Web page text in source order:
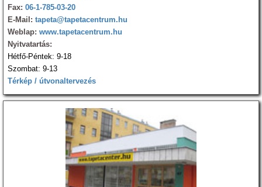
Fax: 06-1-785-03-20
E-Mail: tapeta@tapetacentrum.hu
Weblap: www.tapetacentrum.hu
Nyitvatartás:
Hétfő-Péntek: 9-18
Szombat: 9-13
Térkép / útvonaltervezés